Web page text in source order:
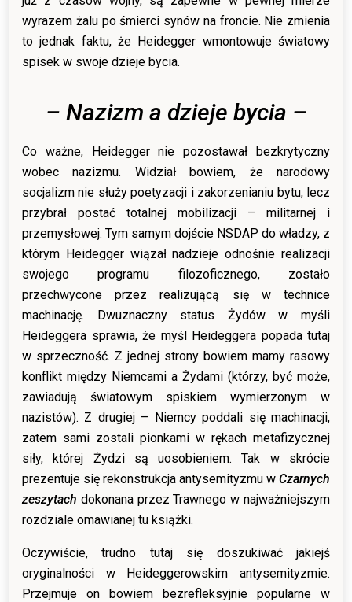
wyrazem żalu po śmierci synów na froncie. Nie zmienia
to jednak faktu, że Heidegger wmontowuje światowy
spisek w swoje dzieje bycia.
– Nazizm a dzieje bycia –
Co ważne, Heidegger nie pozostawał bezkrytyczny
wobec nazizmu. Widział bowiem, że narodowy
socjalizm nie służy poetyzacji i zakorzenianiu bytu, lecz
przybrał postać totalnej mobilizacji – militarnej i
przemysłowej. Tym samym dojście NSDAP do władzy, z
którym Heidegger wiązał nadzieje odnośnie realizacji
swojego programu filozoficznego, zostało
przechwycone przez realizującą się w technice
machinację. Dwuznaczny status Żydów w myśli
Heideggera sprawia, że myśl Heideggera popada tutaj
w sprzeczność. Z jednej strony bowiem mamy rasowy
konflikt między Niemcami a Żydami (którzy, być może,
zawiadują światowym spiskiem wymierzonym w
nazistów). Z drugiej – Niemcy poddali się machinacji,
zatem sami zostali pionkami w rękach metafizycznej
siły, której Żydzi są uosobieniem. Tak w skrócie
prezentuje się rekonstrukcja antysemityzmu w Czarnych
zeszytach dokonana przez Trawnego w najważniejszym
rozdziale omawianej tu książki.
Oczywiście, trudno tutaj się doszukiwać jakiejś
oryginalności w Heideggerowskim antysemityzmie.
Przejmuje on bowiem bezrefleksyjnie popularne w